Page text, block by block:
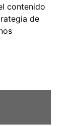
contenido
de